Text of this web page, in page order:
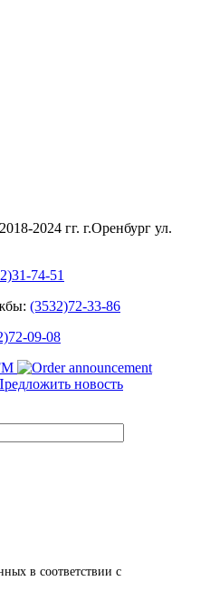
2024 гг. г.Оренбург ул.
74-51
(3532)72-33-86
09-08
новость
в соответствии с